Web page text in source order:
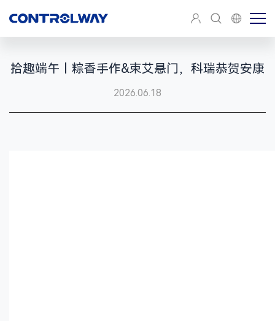
拾趣端午丨粽香手作&束艾悬门，科瑞恭贺安康
2026.06.18